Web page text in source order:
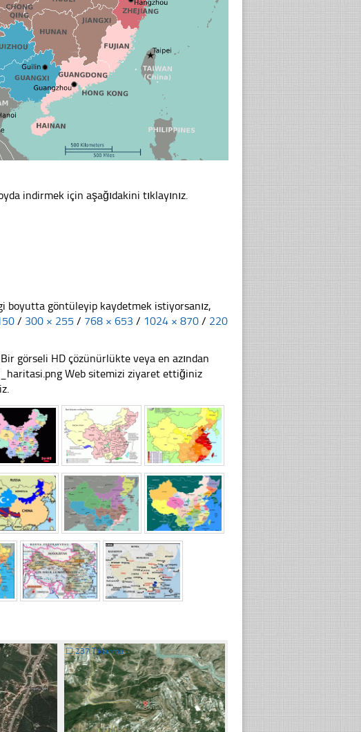
indirmek için aşağıdakini tıklayınız.
boyutta göntüleyip kaydetmek istiyorsanız,
/ 300 × 255 / 768 × 653 / 1024 × 870 / 220
görseli HD çözünürlükte veya en azından
Web sitemizi ziyaret ettiğiniz
☐237 Tıklanma